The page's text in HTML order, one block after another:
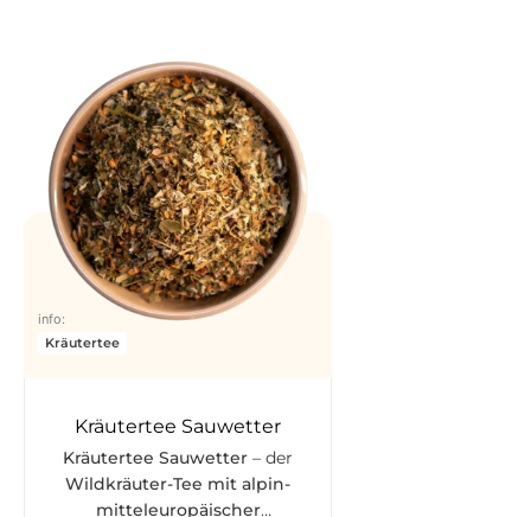
Rosenblüten- und Muskatnuss-
Note.Enthält Blütenpollen
(Allergen).Koffeinfrei. Für den
ruhigen Abend am Ende des
Tages.
info:
Kräutertee
Kräutertee Sauwetter
Kräutertee Sauwetter – der
Wildkräuter-Tee mit alpin-
mitteleuropäischer